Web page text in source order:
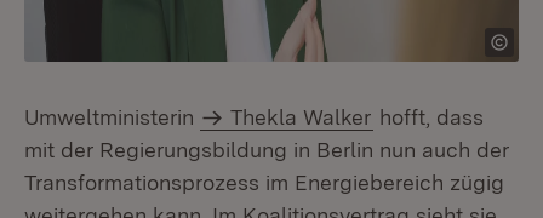
Umweltministerin Thekla Walker hofft, dass
mit der Regierungsbildung in Berlin nun auch der
Transformationsprozess im Energiebereich zügig